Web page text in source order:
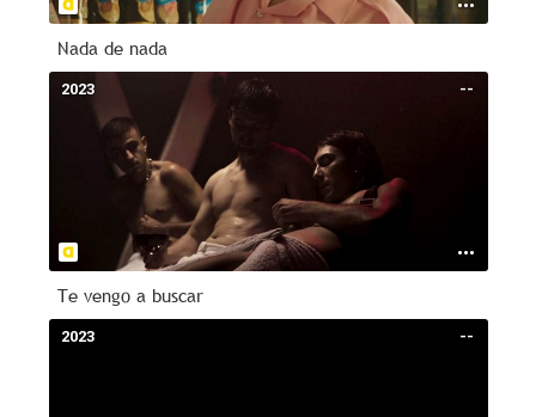
Nada de nada
--
2023
Te vengo a buscar
--
2023